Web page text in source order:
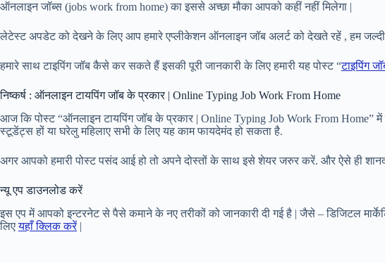
ऑनलाइन जॉब्स (jobs work from home) का इससे अच्छा मौका आपको कहीं नहीं मिलेगा |
लेटेस्ट अपडेट को देखने के लिए आप हमारे एप्लीकेशन ऑनलाइन जॉब अलर्ट को देखते रहें , हम जल्दी
हमारे साथ टाइपिंग जॉब कैसे कर सकते हैं इसकी पूरी जानकारी के लिए हमारी यह पोस्ट “टाइपिंग
निष्कर्ष : ऑनलाइन टायपिंग जॉब के प्रकार | Online Typing Job Work From Home
आज कि पोस्ट “ऑनलाइन टायपिंग जॉब के प्रकार | Online Typing Job Work From Home”
स्टूडेंट्स हों या घरेलु महिलाए सभी के लिए यह काम फायदेमंद हो सकता है.
अगर आपको हमारी पोस्ट पसंद आई हो तो अपने दोस्तों के साथ इसे शेयर जरुर करें. और ऐसे ही
न्यू एप डाउनलोड करें
इस एप में आपको इन्टरनेट से पैसे कमाने के नए तरीकों को जानकारी दी गई है | जैसे – डिजिटल
लिएयहाँ क्लिक करें|